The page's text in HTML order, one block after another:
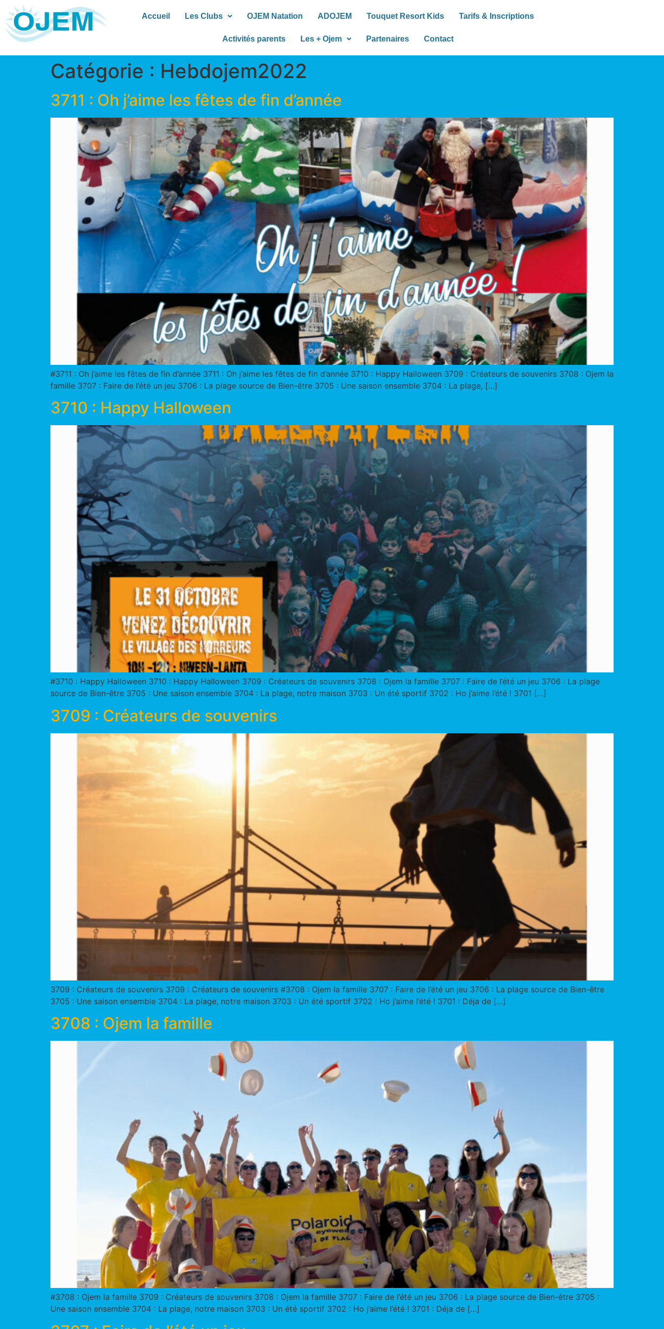
Accueil Les Clubs OJEM Natation ADOJEM Touquet Resort Kids Tarifs & Inscriptions
Activités parents Les + Ojem Partenaires Contact
Catégorie : Hebdojem2022
3711 : Oh j’aime les fêtes de fin d’année
#3711 : Oh j’aime les fêtes de fin d’année 3711 : Oh j’aime les fêtes de fin d’année 3710 : Happy Halloween 3709 : Créateurs de souvenirs 3708 : Ojem la
famille 3707 : Faire de l’été un jeu 3706 : La plage source de Bien-être 3705 : Une saison ensemble 3704 : La plage, […]
3710 : Happy Halloween
#3710 : Happy Halloween 3710 : Happy Halloween 3709 : Créateurs de souvenirs 3708 : Ojem la famille 3707 : Faire de l’été un jeu 3706 : La plage
source de Bien-être 3705 : Une saison ensemble 3704 : La plage, notre maison 3703 : Un été sportif 3702 : Ho j’aime l’été ! 3701 […]
3709 : Créateurs de souvenirs
3709 : Créateurs de souvenirs 3709 : Créateurs de souvenirs #3708 : Ojem la famille 3707 : Faire de l’été un jeu 3706 : La plage source de Bien-être
3705 : Une saison ensemble 3704 : La plage, notre maison 3703 : Un été sportif 3702 : Ho j’aime l’été ! 3701 : Déja de […]
3708 : Ojem la famille
#3708 : Ojem la famille 3709 : Créateurs de souvenirs 3708 : Ojem la famille 3707 : Faire de l’été un jeu 3706 : La plage source de Bien-être 3705 :
Une saison ensemble 3704 : La plage, notre maison 3703 : Un été sportif 3702 : Ho j’aime l’été ! 3701 : Déja de […]